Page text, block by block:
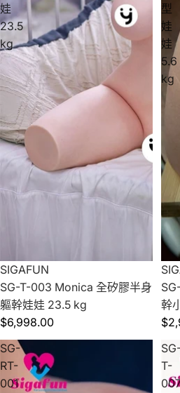
娃
23.5
kg
SIGAFUN
SG-T-003 Monica 全矽膠半身
軀幹娃娃 23.5 kg
$6,998.00
型
娃
娃
5.6
kg
幹
SG-
RT-
001
T-